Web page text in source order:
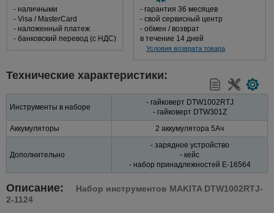
- наличными
- Visa / MasterCard
- наложенный платеж
- банковский перевод (с НДС)
- гарантия 36 месяцев
- свой сервисный центр
- обмен / возврат
в течение 14 дней
Условия возврата товара
Технические характеристики:
Инструменты в наборе
- гайковерт DTW1002RTJ
- гайковерт DTW301Z
Аккумуляторы
2 аккумулятора 5Ач
Дополнительно
- зарядное устройство
- кейс
- набор принадлежностей E-16564
Описание:
Набор инструментов MAKITA DTW1002RTJ-
2-1124